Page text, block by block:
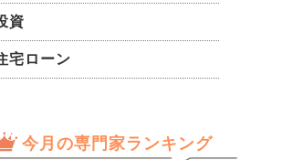
資
宅ローン
今月の専門家ランキング